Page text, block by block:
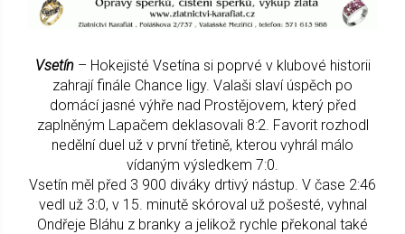
Vsetín – Hokejisté Vsetína si poprvé v klubové historii
zahrají finále Chance ligy. Valaši slaví úspěch po
domácí jasné výhře nad Prostějovem, který před
zaplněným Lapačem deklasovali 8:2. Favorit rozhodl
nedělní duel už v první třetině, kterou vyhrál málo
vídaným výsledkem 7:0.
Vsetín měl před 3 900 diváky drtivý nástup. V čase 2:46
vedl už 3:0, v 15. minutě skóroval už pošesté, vyhnal
Ondřeje Bláhu z branky a jelikož rychle překonal také